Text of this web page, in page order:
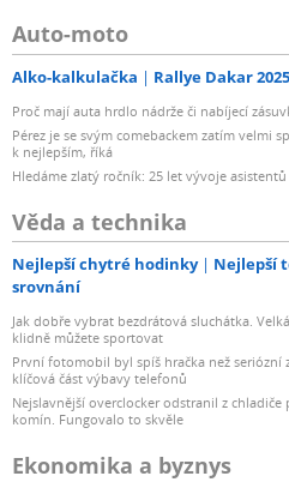
Auto-moto
Alko-kalkulačka Rallye Dakar 2025
Proč mají auta hrdlo nádrže či nabíjecí
Pérez je se svým comebackem zatím velmi
k nejlepším, říká
Hledáme zlatý ročník: 25 let vývoje
Věda a technika
Nejlepší chytré hodinky Nejlepší
srovnání
Jak dobře vybrat bezdrátová sluchátka.
klidně můžete sportovat
První fotomobil byl spíš hračka než seriózní
klíčová část výbavy telefonů
Nejslavnější overclocker odstranil z
komín. Fungovalo to skvěle
Ekonomika a byznys